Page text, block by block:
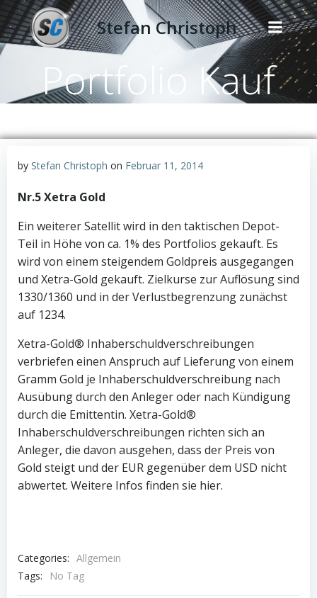
Zum
Inhalt
springen
Stefan Christoph
Portfolio Kauf
by Stefan Christoph on Februar 11, 2014
Nr.5 Xetra Gold
Ein weiterer Satellit wird in den taktischen Depot-
Teil in Höhe von ca. 1% des Portfolios gekauft. Es
wird von einem steigendem Goldpreis ausgegangen
und Xetra-Gold gekauft. Zielkurse zur Auflösung sind
1330/1360 und in der Verlustbegrenzung zunächst
auf 1234.
Xetra-Gold® Inhaberschuldverschreibungen
verbriefen einen Anspruch auf Lieferung von einem
Gramm Gold je Inhaberschuldverschreibung nach
Ausübung durch den Anleger oder nach Kündigung
durch die Emittentin. Xetra-Gold®
Inhaberschuldverschreibungen richten sich an
Anleger, die davon ausgehen, dass der Preis von
Gold steigt und der EUR gegenüber dem USD nicht
abwertet. Weitere Infos finden sie hier.
Categories: Allgemein
Tags:
No Tag